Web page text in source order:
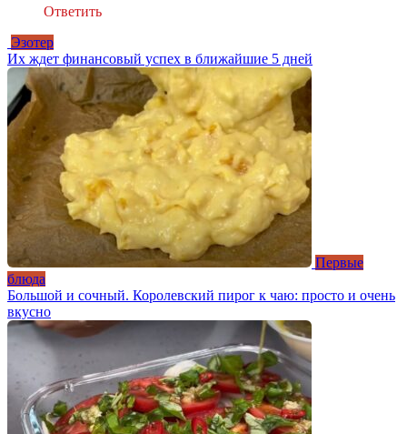
Ответить
Эзотер
Их ждет финансовый успех в ближайшие 5 дней
Первые
блюда
Большой и сочный. Королевский пирог к чаю: просто и очень
вкусно